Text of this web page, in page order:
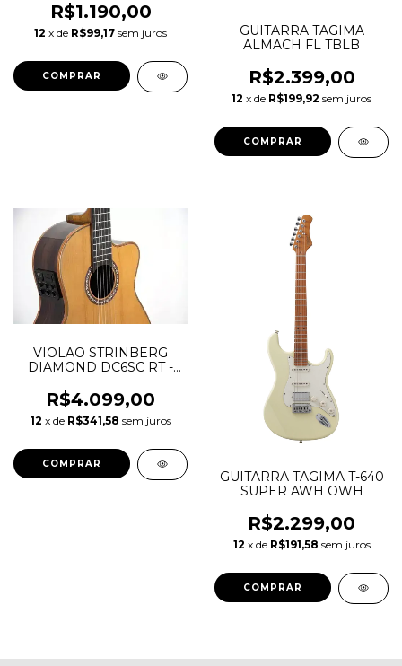
R$1.190,00
12 x de R$99,17 sem juros
GUITARRA TAGIMA
ALMACH FL TBLB
R$2.399,00
12 x de R$199,92 sem juros
VIOLAO STRINBERG
DIAMOND DC6SC RT -
R$4.099,00
12 x de R$341,58 sem juros
GUITARRA TAGIMA T-640
SUPER AWH OWH
R$2.299,00
12 x de R$191,58 sem juros